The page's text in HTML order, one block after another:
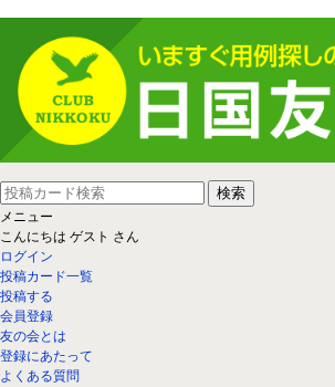
メニュー
こんにちは ゲスト さん
ログイン
投稿カード一覧
投稿する
会員登録
友の会とは
登録にあたって
よくある質問